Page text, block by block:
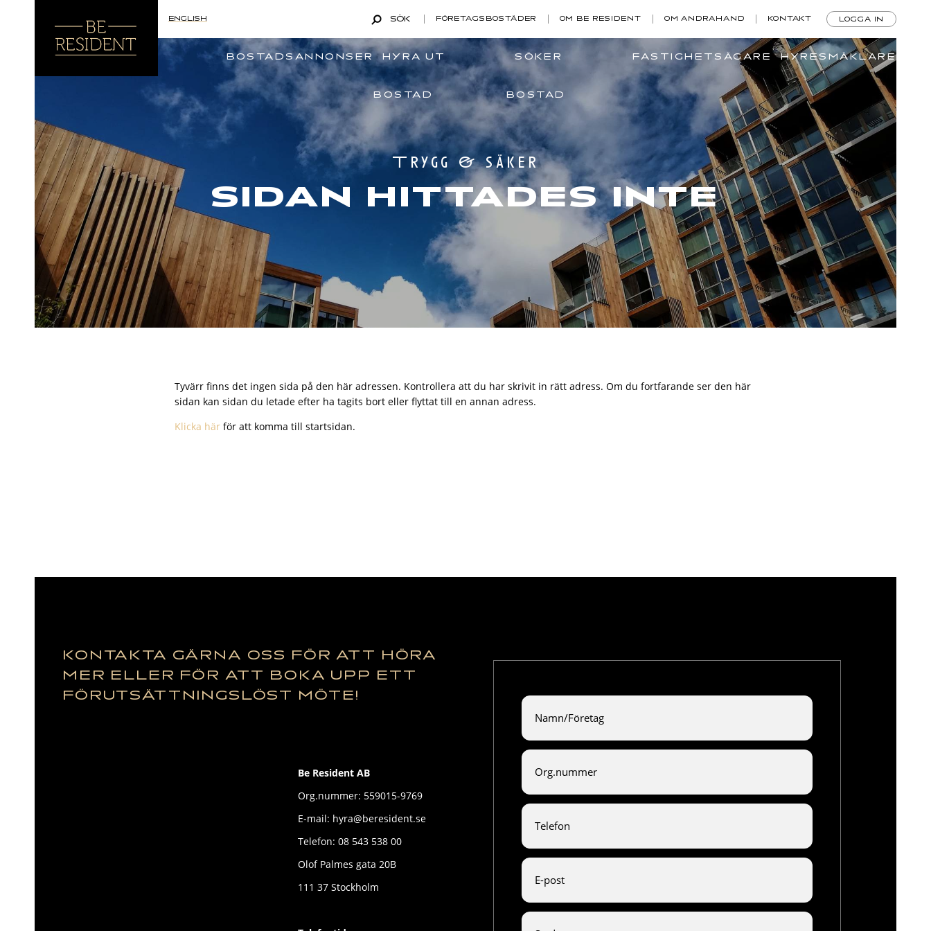
ENGLISH SÖK FÖRETAGSBOSTÄDER OM BE RESIDENT OM ANDRAHAND KONTAKT LOGGA IN
BOSTADSANNONSER HYRA UT
BOSTAD
SÖKER
BOSTAD
FASTIGHETSÄGARE HYRESMÄKLARE
Trygg & säker
SIDAN HITTADES INTE
Tyvärr finns det ingen sida på den här adressen. Kontrollera att du har skrivit in rätt adress. Om du fortfarande ser den här
sidan kan sidan du letade efter ha tagits bort eller flyttat till en annan adress.
Klicka här för att komma till startsidan.
KONTAKTA GÄRNA OSS FÖR ATT HÖRA
MER ELLER FÖR ATT BOKA UPP ETT
FÖRUTSÄTTNINGSLÖST MÖTE!
Be Resident AB
Org.nummer: 559015-9769
E-mail: hyra@beresident.se
Telefon: 08 543 538 00
Olof Palmes gata 20B
111 37 Stockholm